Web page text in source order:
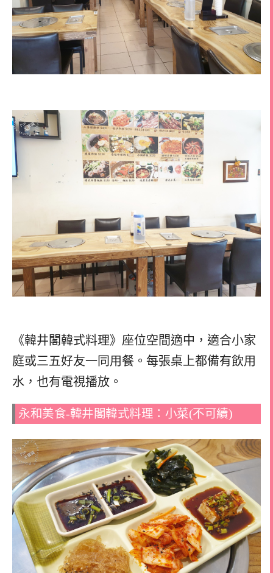
《韓井閣韓式料理》座位空間適中，適合小家
庭或三五好友一同用餐。每張桌上都備有飲用
水，也有電視播放。
永和美食-韓井閣韓式料理：小菜(不可續)